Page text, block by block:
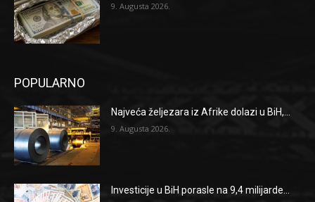
9. Augusta 2026.
POPULARNO
Najveća željezara iz Afrike dolazi u BiH,...
9. Augusta 2026.
Investicije u BiH porasle na 9,4 milijarde...